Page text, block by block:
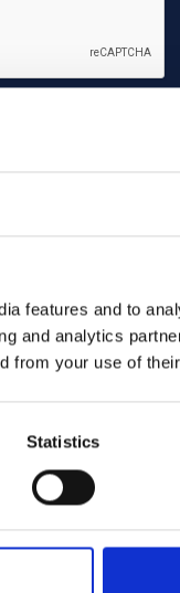
features and to
and analytics
from your use of
Statistics